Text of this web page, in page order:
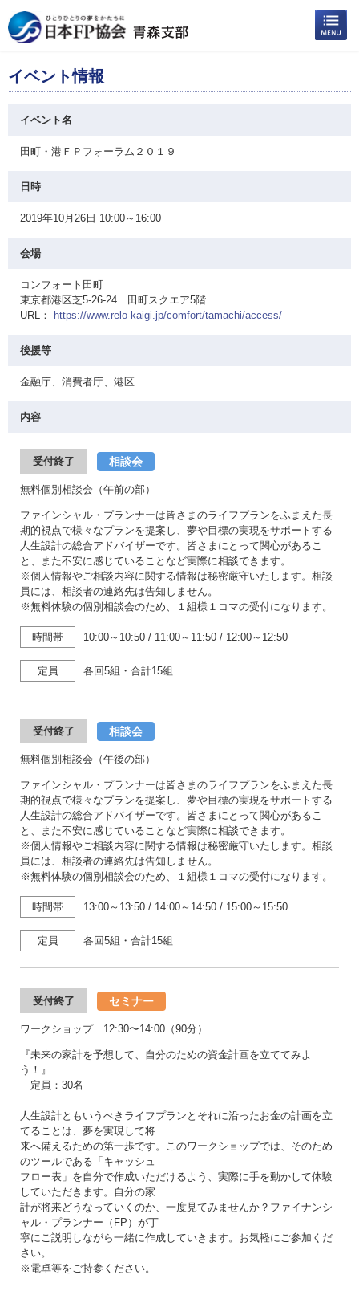
イベント情報
イベント名
田町・港ＦＰフォーラム２０１９
日時
2019年10月26日 10:00～16:00
会場
コンフォート田町
東京都港区芝5-26-24 田町スクエア5階
URL：
https://www.relo-kaigi.jp/comfort/tamachi/access/
後援等
金融庁、消費者庁、港区
内容
受付終了 相談会
無料個別相談会（午前の部）
ファインシャル・プランナーは皆さまのライフプランをふまえた長
期的視点で様々なプランを提案し、夢や目標の実現をサポートする
人生設計の総合アドバイザーです。皆さまにとって関心があるこ
と、また不安に感じていることなど実際に相談できます。
※個人情報やご相談内容に関する情報は秘密厳守いたします。相談
員には、相談者の連絡先は告知しません。
※無料体験の個別相談会のため、１組様１コマの受付になります。
時間帯 10:00～10:50 / 11:00～11:50 / 12:00～12:50
定員 各回5組・合計15組
受付終了 相談会
無料個別相談会（午後の部）
ファインシャル・プランナーは皆さまのライフプランをふまえた長
期的視点で様々なプランを提案し、夢や目標の実現をサポートする
人生設計の総合アドバイザーです。皆さまにとって関心があるこ
と、また不安に感じていることなど実際に相談できます。
※個人情報やご相談内容に関する情報は秘密厳守いたします。相談
員には、相談者の連絡先は告知しません。
※無料体験の個別相談会のため、１組様１コマの受付になります。
時間帯 13:00～13:50 / 14:00～14:50 / 15:00～15:50
定員 各回5組・合計15組
受付終了 セミナー
ワークショップ 12:30〜14:00（90分）
『未来の家計を予想して、自分のための資金計画を立ててみよ
う！』
定員：30名
人生設計ともいうべきライフプランとそれに沿ったお金の計画を立
てることは、夢を実現して将
来へ備えるための第一歩です。このワークショップでは、そのため
のツールである「キャッシュ
フロー表」を自分で作成いただけるよう、実際に手を動かして体験
していただきます。自分の家
計が将来どうなっていくのか、一度見てみませんか？ファイナンシ
ャル・プランナー（FP）が丁
寧にご説明しながら一緒に作成していきます。お気軽にご参加くだ
さい。
※電卓等をご持参ください。